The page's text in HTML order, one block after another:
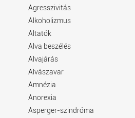
Agresszivitás
Alkoholizmus
Altatók
Alva beszélés
Alvajárás
Alvászavar
Amnézia
Anorexia
Asperger-szindróma